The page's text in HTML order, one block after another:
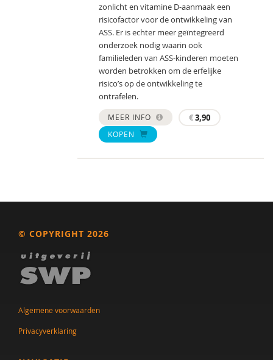
zonlicht en vitamine D-aanmaak een
risicofactor voor de ontwikkeling van
ASS. Er is echter meer geïntegreerd
onderzoek nodig waarin ook
familieleden van ASS-kinderen moeten
worden betrokken om de erfelijke
risico’s op de ontwikkeling te
ontrafelen.
MEER INFO €3,90
KOPEN
© COPYRIGHT 2026
Algemene voorwaarden
Privacyverklaring